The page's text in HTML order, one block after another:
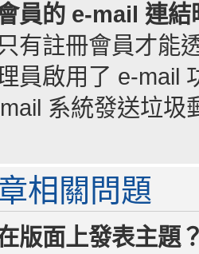
員的 e-mail 連
有註冊會員才能
理員啟用了 e-
系統發送垃圾
相關問題
版面上發表主題